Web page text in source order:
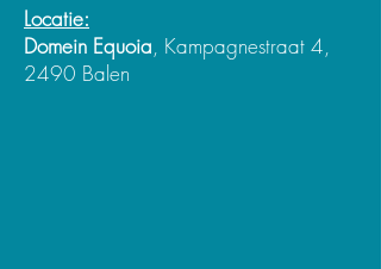
Locatie:
Domein Equoia, Kampagnestraat 4,
2490 Balen